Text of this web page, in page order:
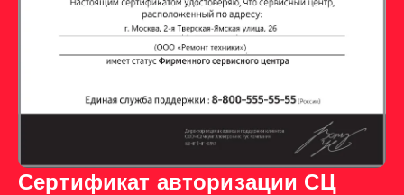
Сертификат авторизации СЦ